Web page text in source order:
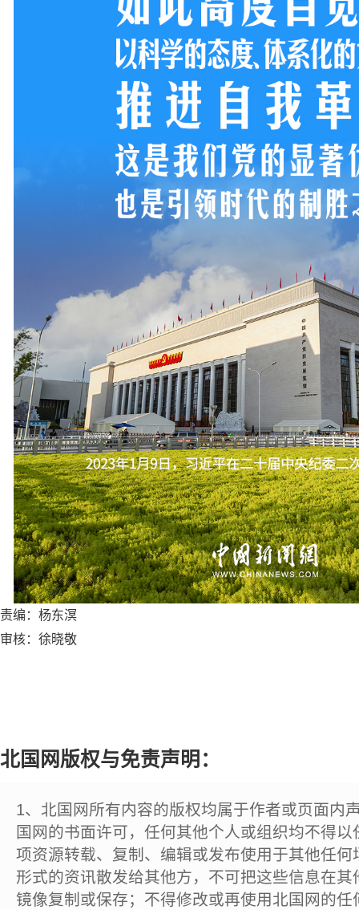
责编：杨东溟
审核：徐晓敬
北国网版权与免责声明：
1、北国网所有内容的版权均属于作者或页面内
国网的书面许可，任何其他个人或组织均不得
项资源转载、复制、编辑或发布使用于其他任
形式的资讯散发给其他方，不可把这些信息在
镜像复制或保存；不得修改或再使用北国网的